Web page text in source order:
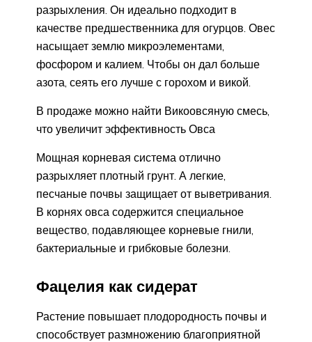
разрыхления. Он идеально подходит в
качестве предшественника для огурцов. Овес
насыщает землю микроэлементами,
фосфором и калием. Чтобы он дал больше
азота, сеять его лучше с горохом и викой.
В продаже можно найти Викоовсяную смесь,
что увеличит эффективность Овса
Мощная корневая система отлично
разрыхляет плотный грунт. А легкие,
песчаные почвы защищает от выветривания.
В корнях овса содержится специальное
вещество, подавляющее корневые гнили,
бактериальные и грибковые болезни.
Фацелия как сидерат
Растение повышает плодородность почвы и
способствует размножению благоприятной